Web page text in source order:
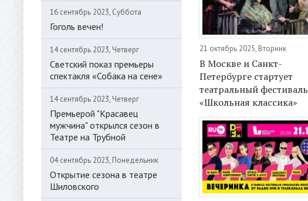
16 сентябрь 2023, Суббота
Гоголь вечен!
14 сентябрь 2023, Четверг
Светский показ премьеры
спектакля «Собака на сене»
14 сентябрь 2023, Четверг
Премьерой "Красавец
мужчина" открылся сезон в
Театре на Трубной
04 сентябрь 2023, Понедельник
Открытие сезона в театре
Шиловского
21 октябрь 2025, Вторник
В Москве и Санкт-
Петербурге стартует
театральный фестиваль
«Школьная классика»